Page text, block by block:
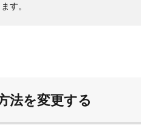
す。
法を変更する